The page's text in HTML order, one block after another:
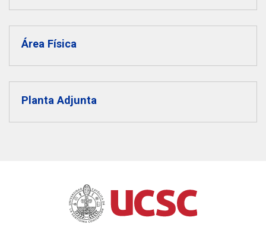
THEP Group
Área Física
Planta Adjunta